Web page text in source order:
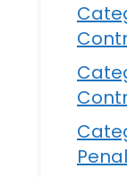
Penal